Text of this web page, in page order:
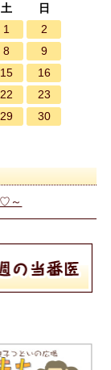
土
日
1
2
8
9
15
16
22
23
29
30
～